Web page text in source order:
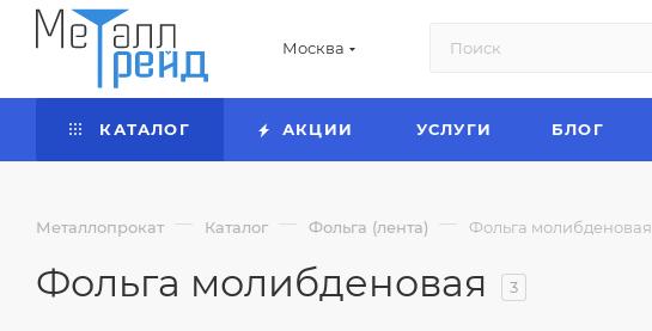
Москва
КАТАЛОГ АКЦИИ УСЛУГИ БЛОГ
Металлопрокат — Каталог — Фольга (лента) — Фольга молибденовая
Фольга молибденовая 3